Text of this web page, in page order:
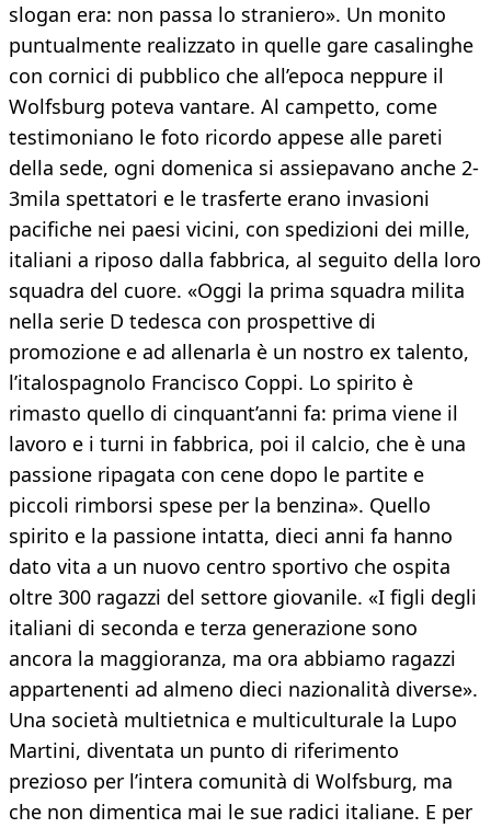
slogan era: non passa lo straniero». Un monito
puntualmente realizzato in quelle gare casalinghe
con cornici di pubblico che all’epoca neppure il
Wolfsburg poteva vantare. Al campetto, come
testimoniano le foto ricordo appese alle pareti
della sede, ogni domenica si assiepavano anche 2-
3mila spettatori e le trasferte erano invasioni
pacifiche nei paesi vicini, con spedizioni dei mille,
italiani a riposo dalla fabbrica, al seguito della loro
squadra del cuore. «Oggi la prima squadra milita
nella serie D tedesca con prospettive di
promozione e ad allenarla è un nostro ex talento,
l’italospagnolo Francisco Coppi. Lo spirito è
rimasto quello di cinquant’anni fa: prima viene il
lavoro e i turni in fabbrica, poi il calcio, che è una
passione ripagata con cene dopo le partite e
piccoli rimborsi spese per la benzina». Quello
spirito e la passione intatta, dieci anni fa hanno
dato vita a un nuovo centro sportivo che ospita
oltre 300 ragazzi del settore giovanile. «I figli degli
italiani di seconda e terza generazione sono
ancora la maggioranza, ma ora abbiamo ragazzi
appartenenti ad almeno dieci nazionalità diverse».
Una società multietnica e multiculturale la Lupo
Martini, diventata un punto di riferimento
prezioso per l’intera comunità di Wolfsburg, ma
che non dimentica mai le sue radici italiane. E per